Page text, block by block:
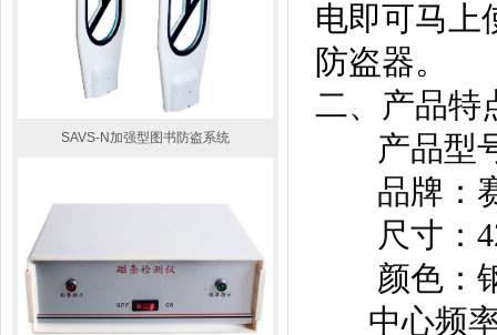
SAVS-N加强型图书防盗系统
电即可马上
防盗器。
二、产品特
产品型号
品牌：
尺寸：
颜色：
中心